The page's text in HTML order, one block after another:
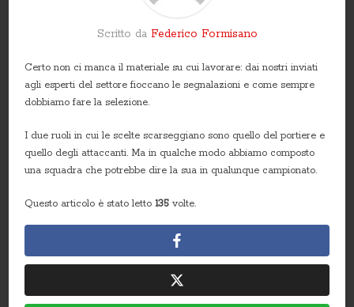
Scritto da Federico Formisano
Certo non ci manca il materiale su cui lavorare: dai nostri inviati
agli esperti del settore fioccano le segnalazioni e come sempre
dobbiamo fare la selezione.
I due ruoli in cui le scelte scarseggiano sono quello del portiere e
quello degli attaccanti. Ma in qualche modo abbiamo composto
una squadra che potrebbe dire la sua in qualunque campionato.
Questo articolo è stato letto135 volte.